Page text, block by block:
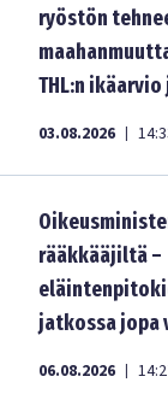
ryöstön
THL:n
03.08.2026 |
rääkkääjiltä –
jatkossa jopa
06.08.2026 |